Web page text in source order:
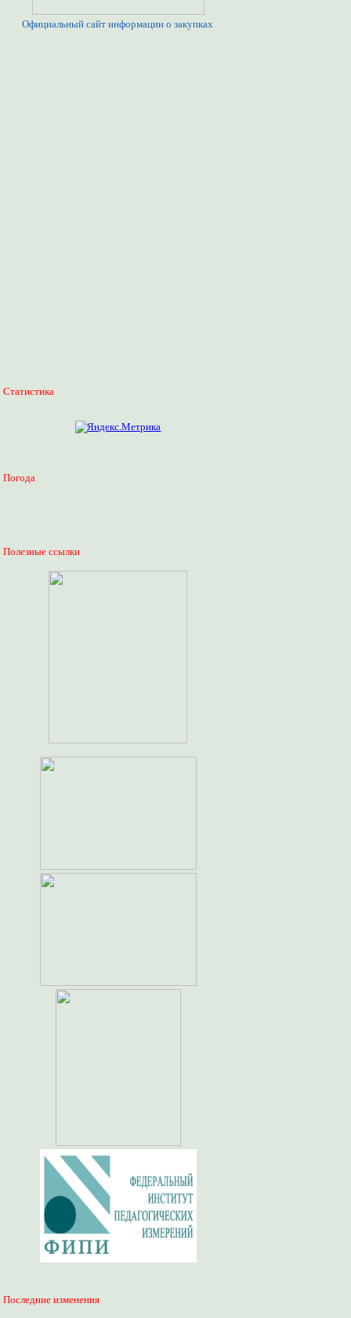
Официальный сайт информации о закупках
Статистика
Погода
Полезные ссылки
Последние изменения